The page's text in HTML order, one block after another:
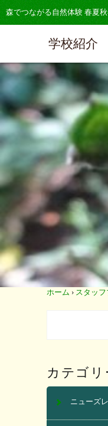
森でつながる自然体験 春夏
学校紹介
ホーム › スタッ
カテゴリ
ニューズ